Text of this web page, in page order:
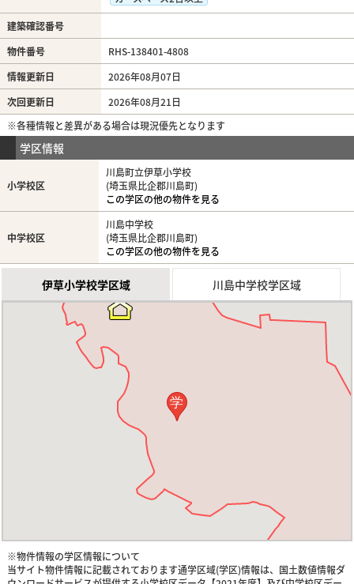
建築確認番号
物件番号
RHS-138401-4808
情報更新日
2026年08月07日
次回更新日
2026年08月21日
※各種情報と差異がある場合は現況優先となります
学区情報
小学校区
川島町立伊草小学校
(埼玉県比企郡川島町)
この学区の他の物件を見る
中学校区
川島中学校
(埼玉県比企郡川島町)
この学区の他の物件を見る
伊草小学校学区域 川島中学校学区域
学
※物件情報の学区情報について
当サイト物件情報に記載されております通学区域(学区)情報は、国土数値情報ダ